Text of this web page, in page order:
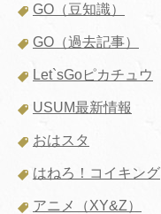
GO（豆知識）
GO（過去記事）
Let`sGoピカチュウ
USUM最新情報
おはスタ
はねろ！コイキング
アニメ（XY&Z）